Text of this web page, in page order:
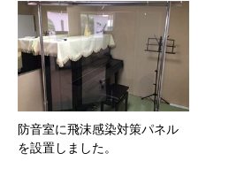
防音室に飛沫感染対策パネル
を設置しました。